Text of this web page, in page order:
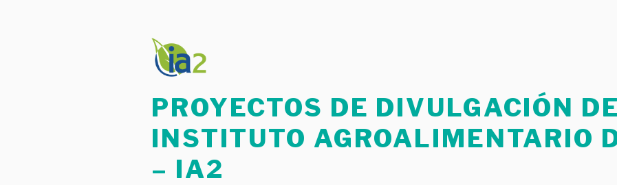
PROYECTOS DE DIVULGACIÓN
INSTITUTO AGROALIMENTARIO
– IA2